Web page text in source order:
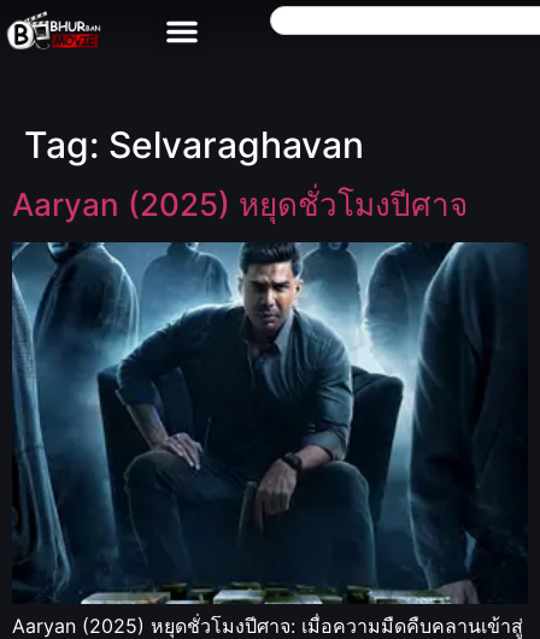
Tag: Selvaraghavan
Aaryan (2025) หยุดชั่วโมงปีศาจ
Aaryan (2025) หยุดชั่วโมงปีศาจ: เมื่อความมืดคืบคลานเข้าสู่